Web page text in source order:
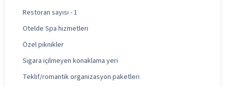
Restoran sayısı - 1
Otelde Spa hizmetleri
Özel piknikler
Sigara içilmeyen konaklama yeri
Teklif/romantik organizasyon paketleri